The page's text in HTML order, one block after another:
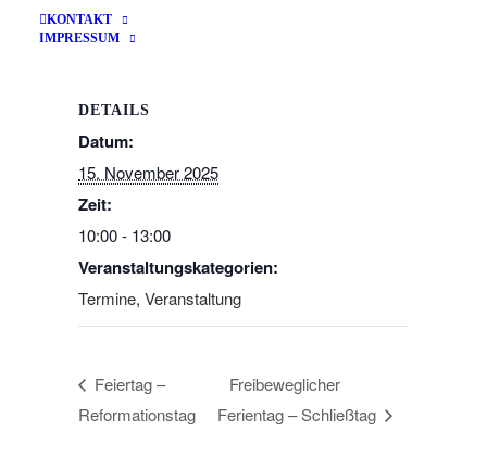
KONTAKT
IMPRESSUM
DETAILS
Datum:
15. November 2025
Zeit:
10:00 - 13:00
Veranstaltungskategorien:
Termine, Veranstaltung
Feiertag –
Reformationstag
Freibeweglicher
Ferientag – Schließtag